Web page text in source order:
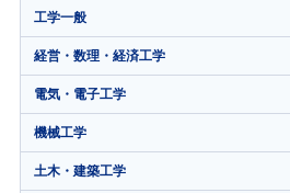
工学一般
経営・数理・経済工学
電気・電子工学
機械工学
土木・建築工学